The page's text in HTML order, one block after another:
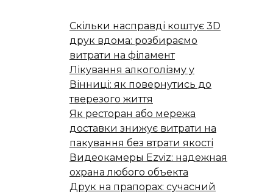
Скільки насправді коштує 3D
друк вдома: розбираємо
витрати на філамент
Лікування алкоголізму у
Вінниці: як повернутись до
тверезого життя
Як ресторан або мережа
доставки знижує витрати на
пакування без втрати якості
Видеокамеры Ezviz: надежная
охрана любого объекта
Друк на прапорах: сучасний